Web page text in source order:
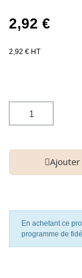
2,92 €
2,92 € HT
Ajouter
En achetant ce
programme de